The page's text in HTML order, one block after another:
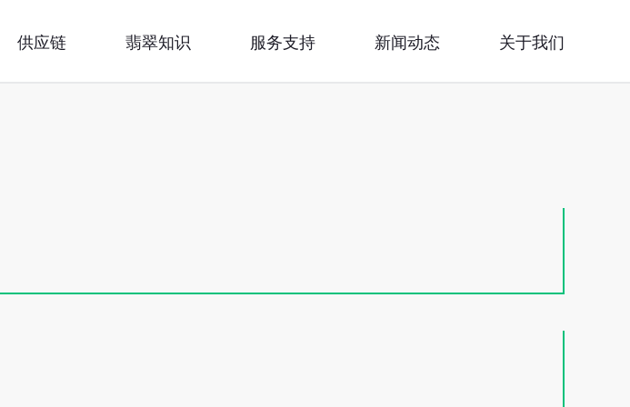
供应链 翡翠知识 服务支持 新闻动态 关于我们